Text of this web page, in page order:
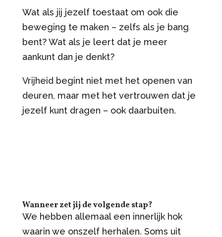
Wat als jij jezelf toestaat om ook die
beweging te maken – zelfs als je bang
bent? Wat als je leert dat je meer
aankunt dan je denkt?
Vrijheid begint niet met het openen van
deuren, maar met het vertrouwen dat je
jezelf kunt dragen – ook daarbuiten.
Wanneer zet jij de volgende stap?
We hebben allemaal een innerlijk hok
waarin we onszelf herhalen. Soms uit